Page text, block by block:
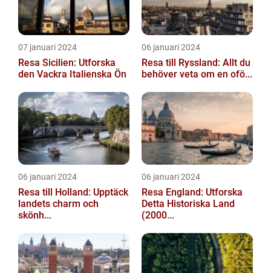
07 januari 2024
Resa Sicilien: Utforska
den Vackra Italienska Ön
06 januari 2024
Resa till Ryssland: Allt du
behöver veta om en ofö...
06 januari 2024
Resa till Holland: Upptäck
landets charm och
skönh...
06 januari 2024
Resa England: Utforska
Detta Historiska Land
(2000...